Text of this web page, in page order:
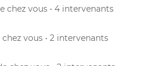
chez vous • 4 intervenants
chez vous • 2 intervenants